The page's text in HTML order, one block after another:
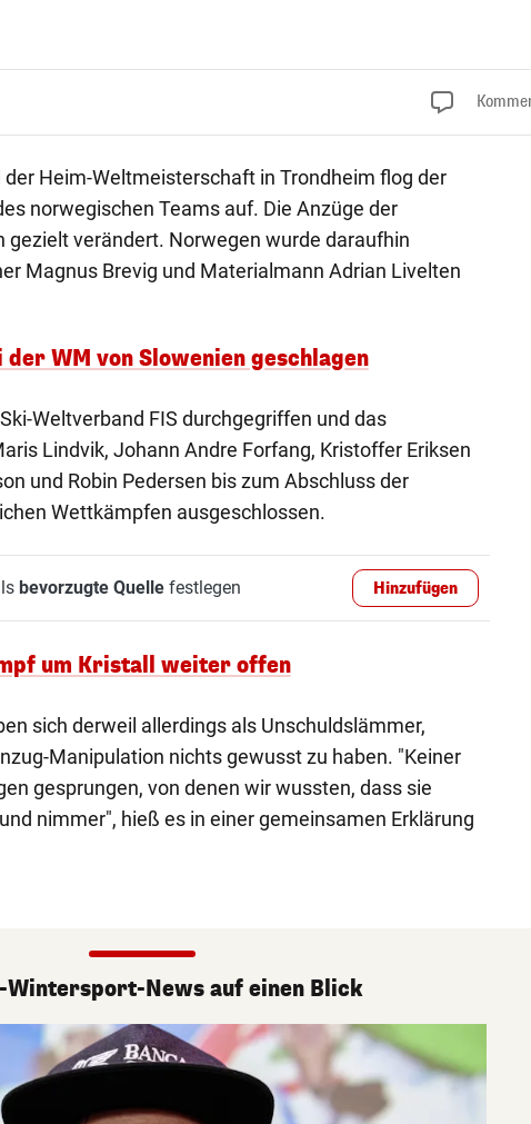
Heim-Weltmeisterschaft in Trondheim flog der
norwegischen Teams auf. Die Anzüge der
gezielt verändert. Norwegen wurde daraufhin
Magnus Brevig und Materialmann Adrian Livelten
WM von Slowenien geschlagen
Weltverband FIS durchgegriffen und das
Lindvik, Johann Andre Forfang, Kristoffer Eriksen
und Robin Pedersen bis zum Abschluss der
Wettkämpfen ausgeschlossen.
bevorzugte Quellefestlegen Hinzufügen
um Kristall weiter offen
sich derweil allerdings als Unschuldslämmer,
Manipulation nichts gewusst zu haben. "Keiner
gesprungen, von denen wir wussten, dass sie
nimmer", hieß es in einer gemeinsamen Erklärung
Wintersport-News auf einen Blick